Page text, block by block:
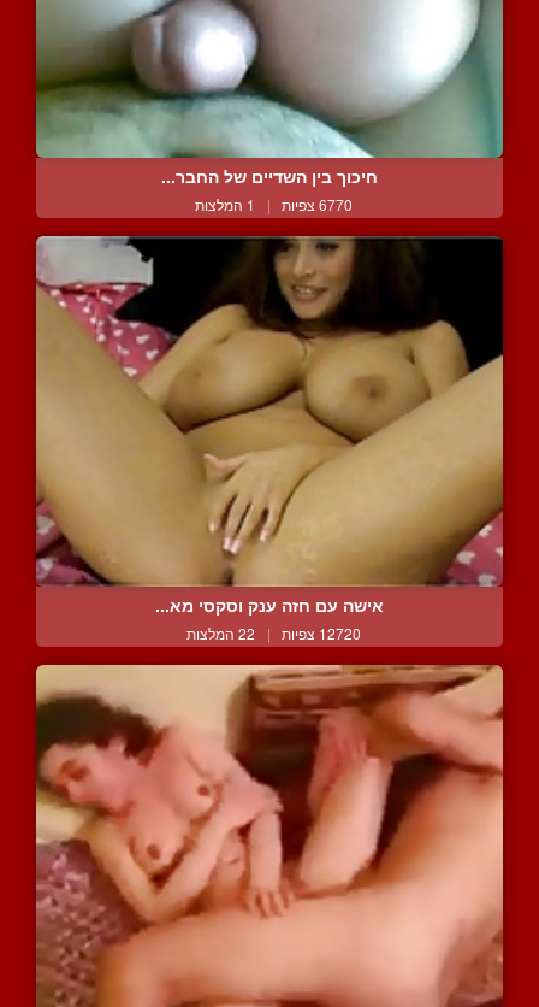
חיכוך בין השדיים של החבר...
6770 צפיות | 1 המלצות
אישה עם חזה ענק וסקסי מא...
12720 צפיות | 22 המלצות